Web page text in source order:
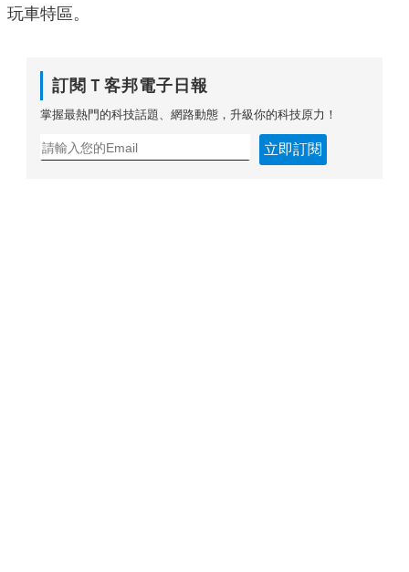
玩車特區。
訂閱Ｔ客邦電子日報
掌握最熱門的科技話題、網路動態，升級你的科技原力！
立即訂閱